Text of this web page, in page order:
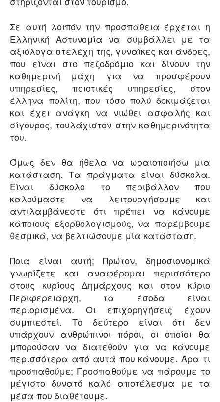
Σε αυτή λοιπόν την προσπάθεια έρχεται η
Ελληνική Αστυνομία να συμβάλλει με τα
αξιόλογα στελέχη της, γυναίκες και άνδρες,
που είναι στο πεζοδρόμιο και δίνουν την
καθημερινή μάχη για να προσφέρουν
υπηρεσίες, ποιοτικές υπηρεσίες, στον
έλληνα πολίτη, που τόσο πολύ δοκιμάζεται
και έχει ανάγκη να νιώθει ασφαλής και
σίγουρος, τουλάχιστον στην καθημερινότητα
του.
Όμως δεν θα ήθελα να ωραιοποιήσω μια
κατάσταση. Τα πράγματα είναι δύσκολα.
Είναι δύσκολο το περιβάλλον που
καλούμαστε να λειτουργήσουμε και
αντιλαμβάνεστε ότι πρέπει να κάνουμε
κάποιους εξορθολογισμούς, να παρέμβουμε
θεσμικά, να βελτιώσουμε μία κατάσταση.
Ποια είναι αυτή; Πρώτον, δημοσιονομικά
γνωρίζετε και αναφέρομαι περισσότερο
στους κυρίους Δημάρχους και στον κύριο
Περιφερειάρχη, τα έσοδα είναι
περιορισμένα. Οι επιχορηγήσεις έχουν
συμπιεστεί. Το δεύτερο είναι ότι δεν
υπάρχουν ανθρώπινοι πόροι, οι οποίοι θα
μπορούσαν να διατεθούν για να κάνουμε
περισσότερα από αυτά που κάνουμε. Άρα τι
προσπαθούμε; Προσπαθούμε να πάρουμε το
μέγιστο δυνατό καλό αποτέλεσμα με τα
μέσα που διαθέτουμε.